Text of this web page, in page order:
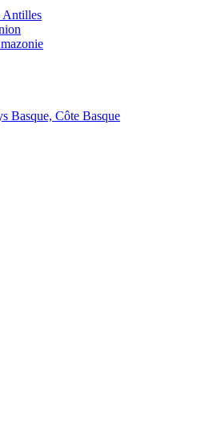
Antilles
Basque, Côte Basque